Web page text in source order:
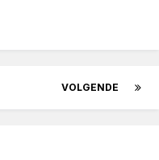
VOLGENDE